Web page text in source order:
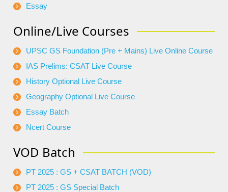
Essay
Online/Live Courses
UPSC GS Foundation (Pre + Mains) Live Online Course
IAS Prelims: CSAT Live Course
History Optional Live Course
Geography Optional Live Course
Essay Batch
Ncert Course
VOD Batch
PT 2025 : GS + CSAT BATCH (VOD)
PT 2025 : GS Special Batch